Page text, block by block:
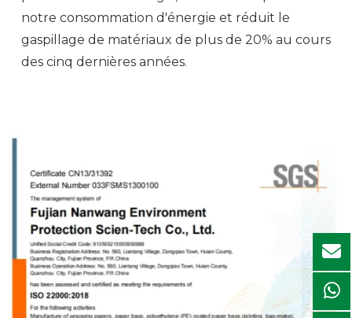
notre consommation d'énergie et réduit le
gaspillage de matériaux de plus de 20% au cours
des cinq dernières années.